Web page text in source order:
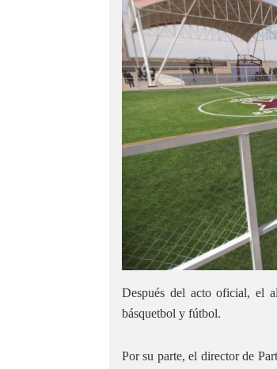
Después del acto oficial, el
básquetbol y fútbol.
Por su parte, el director de